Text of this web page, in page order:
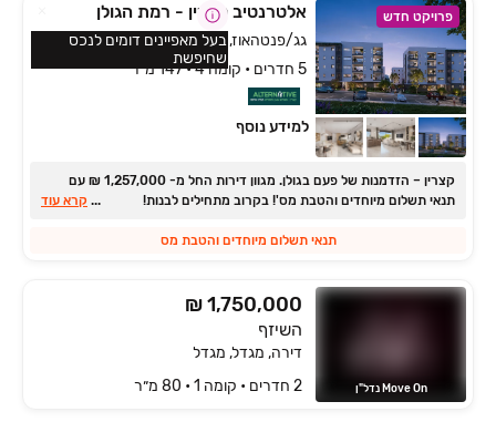
פרויקט חדש אלטרנטיב קצרין - רמת הגולן
גג/פנטהאוז, גמלא, קצרין
5 חדרים • קומה 4 • 147 מ״ר
למידע נוסף
קצרין ‏– הזדמנות של פעם בגולן. ‏מגוון דירות החל מ- ‏1,257,000 ‏₪ עם
תנאי תשלום מיוחדים והטבת מס'! בקרוב מתחילים לבנות!
... קרא עוד
תנאי תשלום מיוחדים והטבת מס
בעל מאפיינים דומים לנכס
שחיפשת
Move On נדל"ן
₪ 1,750,000
השיזף
דירה, מגדל, מגדל
2 חדרים • קומה ‎1‏ • 80 מ״ר